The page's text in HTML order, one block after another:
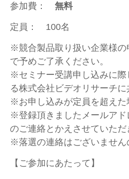
参加費： 無料
定員： 100名
※競合製品取り扱い企業様
で予めご了承ください。
※セミナー受講申し込みに
る株式会社ビデオリサーチに
※お申し込みが定員を超え
※登録頂きましたメールア
のご連絡とかえさせていただ
※落選の連絡はございません
【ご参加にあたって】